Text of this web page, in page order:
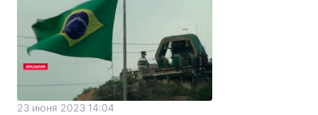
23 июня 2023 14:04